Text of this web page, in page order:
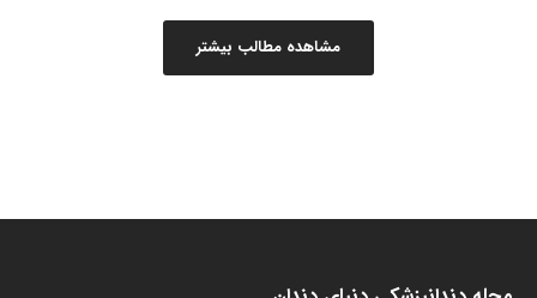
مشاهده مطالب بیشتر